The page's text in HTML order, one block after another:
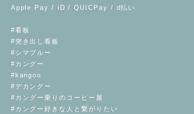
Apple Pay / iD / QUICPay / d払い
#看板
#突き出し看板
#シマブルー
#カングー
#kangoo
#デカングー
#カングー乗りのコーヒー屋
#カングー好きな人と繋がりたい